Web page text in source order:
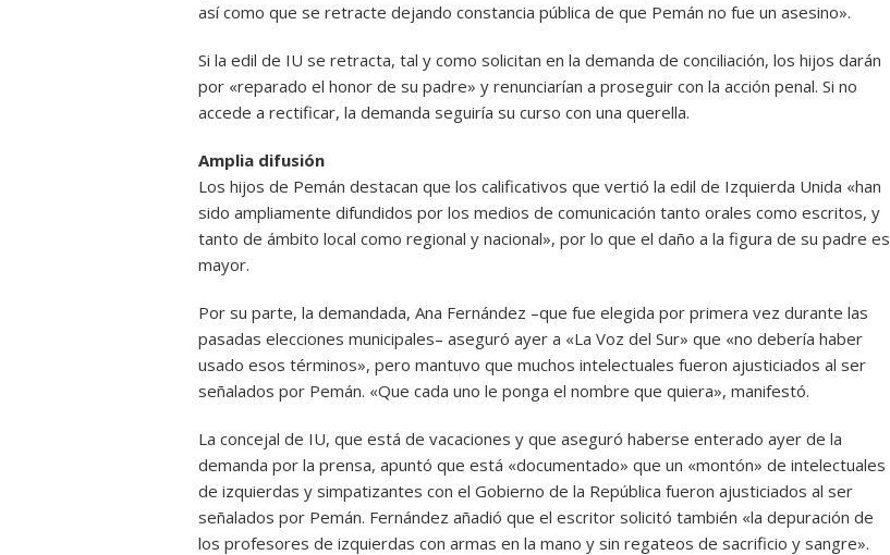
así como que se retracte dejando constancia pública de que Pemán no fue un asesino».
Si la edil de IU se retracta, tal y como solicitan en la demanda de conciliación, los hijos darán
por «reparado el honor de su padre» y renunciarían a proseguir con la acción penal. Si no
accede a rectificar, la demanda seguiría su curso con una querella.
Amplia difusión
Los hijos de Pemán destacan que los calificativos que vertió la edil de Izquierda Unida «han
sido ampliamente difundidos por los medios de comunicación tanto orales como escritos, y
tanto de ámbito local como regional y nacional», por lo que el daño a la figura de su padre es
mayor.
Por su parte, la demandada, Ana Fernández –que fue elegida por primera vez durante las
pasadas elecciones municipales– aseguró ayer a «La Voz del Sur» que «no debería haber
usado esos términos», pero mantuvo que muchos intelectuales fueron ajusticiados al ser
señalados por Pemán. «Que cada uno le ponga el nombre que quiera», manifestó.
La concejal de IU, que está de vacaciones y que aseguró haberse enterado ayer de la
demanda por la prensa, apuntó que está «documentado» que un «montón» de intelectuales
de izquierdas y simpatizantes con el Gobierno de la República fueron ajusticiados al ser
señalados por Pemán. Fernández añadió que el escritor solicitó también «la depuración de
los profesores de izquierdas con armas en la mano y sin regateos de sacrificio y sangre».